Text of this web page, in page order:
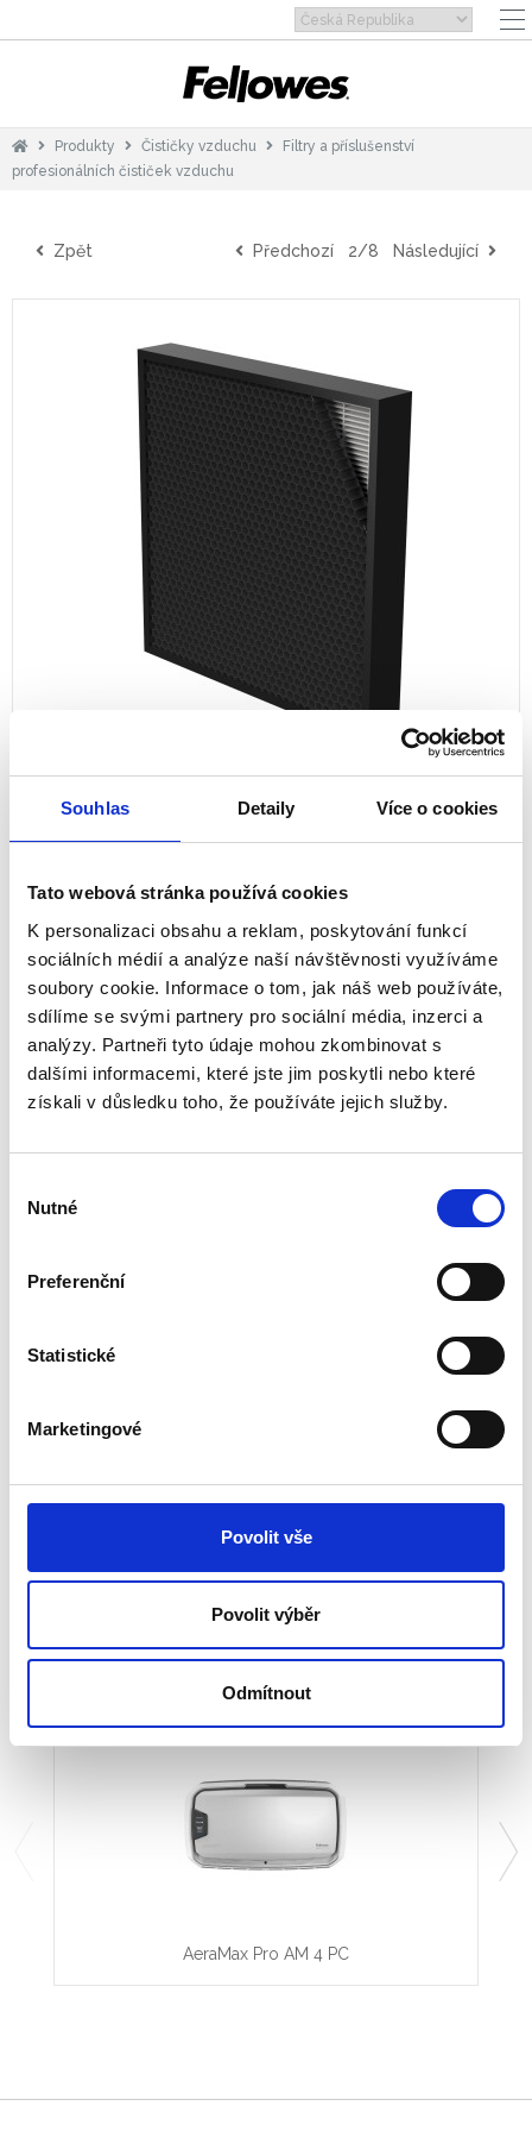
Souhlas Detaily Více o cookies
Tato webová stránka používá cookies
K personalizaci obsahu a reklam, poskytování funkcí
sociálních médií a analýze naší návštěvnosti využíváme
soubory cookie. Informace o tom, jak náš web používáte,
sdílíme se svými partnery pro sociální média, inzerci a
analýzy. Partneři tyto údaje mohou zkombinovat s
dalšími informacemi, které jste jim poskytli nebo které
získali v důsledku toho, že používáte jejich služby.
souhlasu
Nutné
Preferenční
Statistické
Marketingové
Povolit vše
Povolit výběr
Odmítnout
Produkty Čističky vzduchu
Filtry a příslušenství
profesionálních čističek vzduchu
Zpět Předchozí 2/8 Následující
pro čističku AeraMax Pro AM III, AM
IIIS, AM 3 PC, AM 3S PC, AM IV, AM 4
PC
9436902
Filtry HYBRID (uhlíkový/TRUE HEPA)
pro čističku AeraMax Pro
Filtr HYBRID (uhlíkový/TRUE HEPA) pro čističku AeraMax™
Pro AM III, AM IIIS, AM 3 PC, AM 3S PC, AM IV, AM 4 PC
alergenů a nepříjemných pachů, např. toalety, kavárny,
šatny, společenské místnosti
Tloušťka filtru 60 mm
2 sady (filtr HYBRID 60 mm a předfiltr) v balení
Související produkty:
AeraMax Pro AM 4 PC